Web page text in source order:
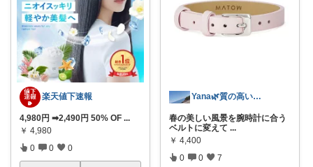
楽天値下速報
4,980円 ➡2,490円 50% OF ...
￥ 4,980
0 0 0
Yana🌿質の高い暮らしのROOM
春の美しい風景を腕時計に合う
ベルトに変えて ...
￥ 4,400
0 0 7